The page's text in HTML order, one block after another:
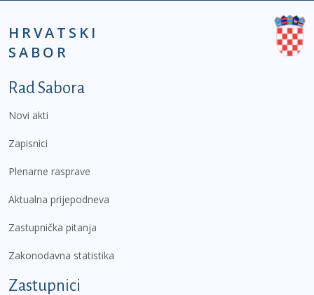
HRVATSKI
SABOR
Podnožje prvi izbornik
Rad Sabora
Novi akti
Zapisnici
Plenarne rasprave
Aktualna prijepodneva
Zastupnička pitanja
Zakonodavna statistika
Zastupnici